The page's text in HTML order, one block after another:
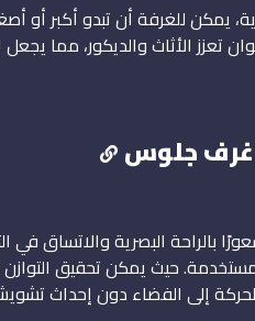
يمكن للغرفة أن تبدو أكبر أو
تعزز الأثاث والديكور، مما يجعل
غرف جلوس
بالراحة البصرية والاتساق
حيث يمكن تحقيق التوازن
إلى الفضاء دون إحداث